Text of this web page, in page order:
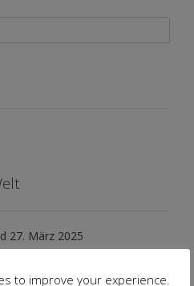
27. März 2025
to improve your experience.